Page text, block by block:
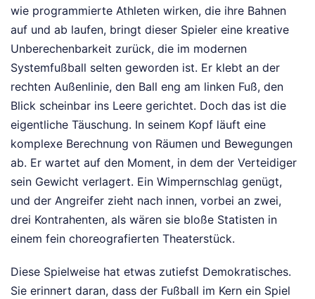
wie programmierte Athleten wirken, die ihre Bahnen
auf und ab laufen, bringt dieser Spieler eine kreative
Unberechenbarkeit zurück, die im modernen
Systemfußball selten geworden ist. Er klebt an der
rechten Außenlinie, den Ball eng am linken Fuß, den
Blick scheinbar ins Leere gerichtet. Doch das ist die
eigentliche Täuschung. In seinem Kopf läuft eine
komplexe Berechnung von Räumen und Bewegungen
ab. Er wartet auf den Moment, in dem der Verteidiger
sein Gewicht verlagert. Ein Wimpernschlag genügt,
und der Angreifer zieht nach innen, vorbei an zwei,
drei Kontrahenten, als wären sie bloße Statisten in
einem fein choreografierten Theaterstück.
Diese Spielweise hat etwas zutiefst Demokratisches.
Sie erinnert daran, dass der Fußball im Kern ein Spiel